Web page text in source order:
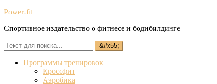
Power-fit
Спортивное издательство о фитнесе и бодибилдинге
Программы тренировок
Кроссфит
Аэробика